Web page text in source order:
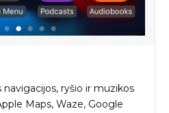
ryšio ir muzikos
Maps, Waze, Google